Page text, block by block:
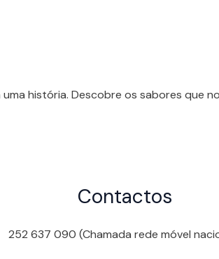
história. Descobre os sabores que
Contactos
252 637 090 (Chamada rede móvel